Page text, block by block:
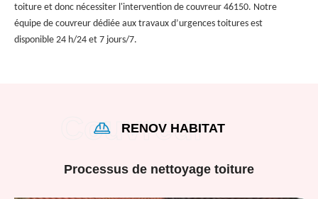
toiture et donc nécessiter l'intervention de couvreur 46150. Notre
équipe de couvreur dédiée aux travaux d’urgences toitures est
disponible 24 h/24 et 7 jours/7.
RENOV HABITAT
Processus de nettoyage toiture